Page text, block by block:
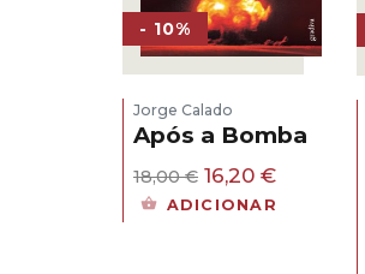
- 10%
Jorge Calado
Após a Bomba
18,00€ O
preço
16,20 €O
ADICIONAR